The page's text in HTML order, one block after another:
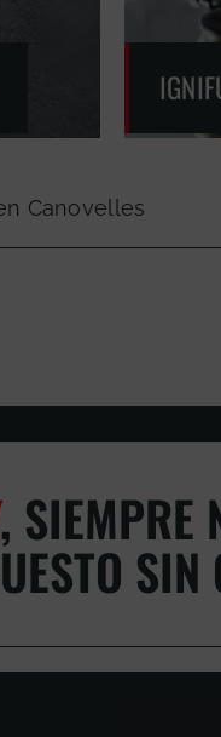
Canovelles
, SIEMPRE